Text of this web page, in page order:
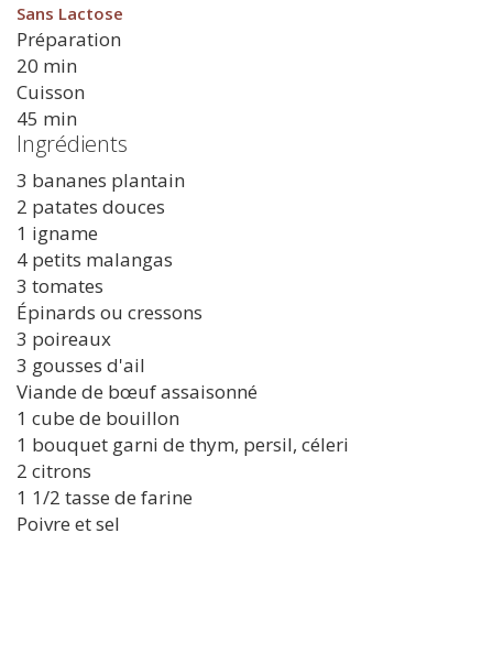
Sans Lactose
Préparation
20 min
Cuisson
45 min
Ingrédients
3 bananes plantain
2 patates douces
1 igname
4 petits malangas
3 tomates
Épinards ou cressons
3 poireaux
3 gousses d'ail
Viande de bœuf assaisonné
1 cube de bouillon
1 bouquet garni de thym, persil, céleri
2 citrons
1 1/2 tasse de farine
Poivre et sel